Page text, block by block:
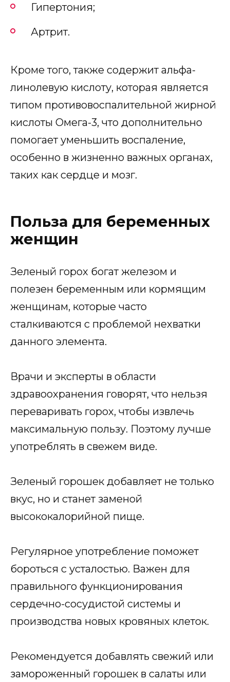
Гипертония;
Артрит.
Кроме того, также содержит альфа-
линолевую кислоту, которая является
типом противовоспалительной жирной
кислоты Омега-3, что дополнительно
помогает уменьшить воспаление,
особенно в жизненно важных органах,
таких как сердце и мозг.
Польза для беременных
женщин
Зеленый горох богат железом и
полезен беременным или кормящим
женщинам, которые часто
сталкиваются с проблемой нехватки
данного элемента.
Врачи и эксперты в области
здравоохранения говорят, что нельзя
переваривать горох, чтобы извлечь
максимальную пользу. Поэтому лучше
употреблять в свежем виде.
Зеленый горошек добавляет не только
вкус, но и станет заменой
высококалорийной пище.
Регулярное употребление поможет
бороться с усталостью. Важен для
правильного функционирования
сердечно-сосудистой системы и
производства новых кровяных клеток.
Рекомендуется добавлять свежий или
замороженный горошек в салаты или